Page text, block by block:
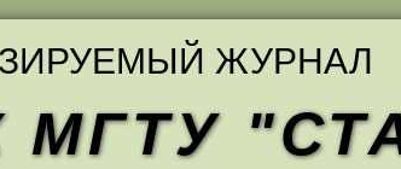
ЖУРНАЛ
МГТУ